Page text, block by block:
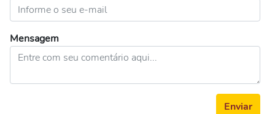
Mensagem
Enviar